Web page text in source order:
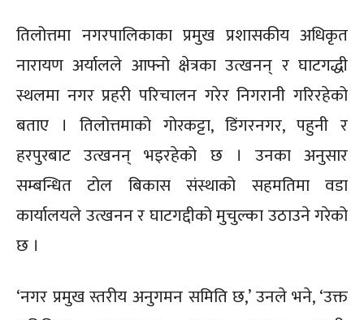
तिलोत्तमा नगरपालिकाका प्रमुख प्रशासकीय अधिकृत
नारायण अर्यालले आफ्नो क्षेत्रका उत्खनन् र घाटगद्धी
स्थलमा नगर प्रहरी परिचालन गरेर निगरानी गरिरहेको
बताए । तिलोत्तमाको गोरकट्टा, डिंगरनगर, पहुनी र
हरपुरबाट उत्खनन् भइरहेको छ । उनका अनुसार
सम्बन्धित टोल बिकास संस्थाको सहमतिमा वडा
कार्यालयले उत्खनन र घाटगद्दीको मुचुल्का उठाउने गरेको
छ ।
‘नगर प्रमुख स्तरीय अनुगमन समिति छ,’ उनले भने, ‘उक्त